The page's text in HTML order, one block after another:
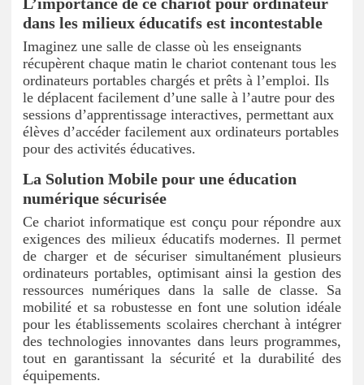
L’importance de ce chariot pour ordinateur
dans les milieux éducatifs est incontestable
Imaginez une salle de classe où les enseignants
récupèrent chaque matin le chariot contenant tous les
ordinateurs portables chargés et prêts à l’emploi. Ils
le déplacent facilement d’une salle à l’autre pour des
sessions d’apprentissage interactives, permettant aux
élèves d’accéder facilement aux ordinateurs portables
pour des activités éducatives.
La Solution Mobile pour une éducation
numérique sécurisée
Ce chariot informatique est conçu pour répondre aux
exigences des milieux éducatifs modernes. Il permet
de charger et de sécuriser simultanément plusieurs
ordinateurs portables, optimisant ainsi la gestion des
ressources numériques dans la salle de classe. Sa
mobilité et sa robustesse en font une solution idéale
pour les établissements scolaires cherchant à intégrer
des technologies innovantes dans leurs programmes,
tout en garantissant la sécurité et la durabilité des
équipements.